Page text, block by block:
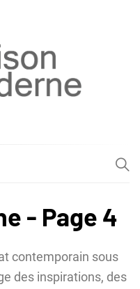
- Page 4
contemporain sous
des inspirations, des